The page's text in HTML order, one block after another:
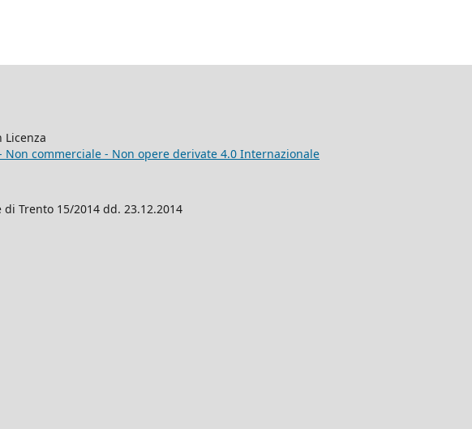
Licenza
Non commerciale - Non opere derivate 4.0 Internazionale
Trento 15/2014 dd. 23.12.2014